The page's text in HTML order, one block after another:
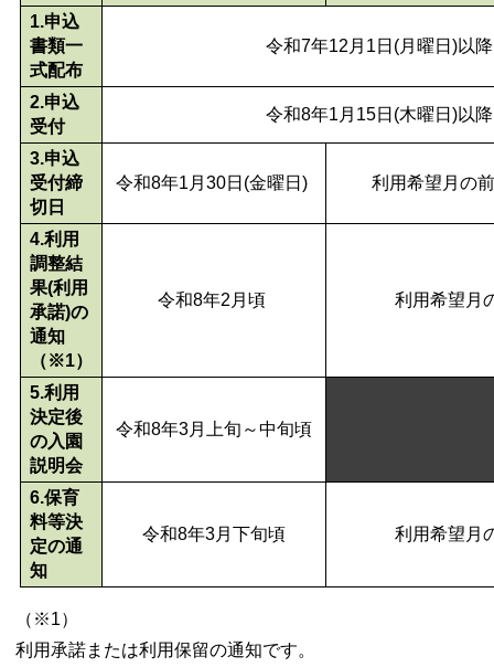
1.申込
書類一
式配布
令和7年12月1日(月曜日)以降
2.申込
受付
令和8年1月15日(木曜日)以降
3.申込
受付締
切日
令和8年1月30日(金曜日) 利用希望月の
4.利用
調整結
果(利用
承諾)の
通知
（※1）
令和8年2月頃 利用希望月
5.利用
決定後
の入園
説明会
令和8年3月上旬～中旬頃
6.保育
料等決
定の通
知
令和8年3月下旬頃 利用希望月
（※1）
利用承諾または利用保留の通知です。